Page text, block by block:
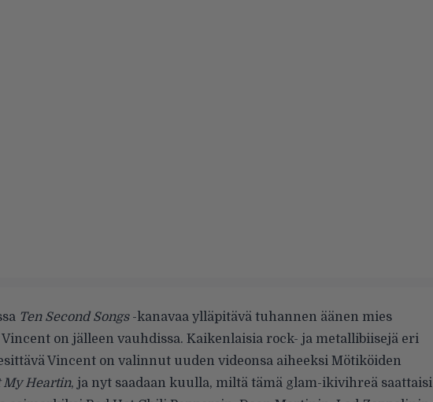
Ten Second Songs-kanavaa ylläpitävä tuhannen äänen mies
on jälleen vauhdissa. Kaikenlaisia rock- ja metallibiisejä eri
Vincent on valinnut uuden videonsa aiheeksi Mötiköiden
Heartin, ja nyt saadaan kuulla, miltä tämä glam-ikivihreä saattaisi